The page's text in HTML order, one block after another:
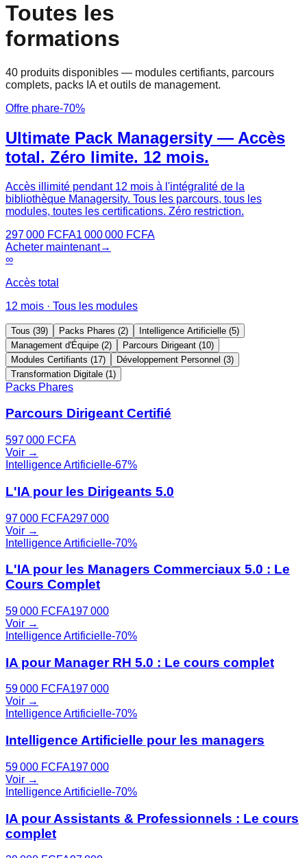
Toutes les
formations
40 produits disponibles — modules certifiants, parcours
complets, packs IA et outils de management.
Offre phare-70%
Ultimate Pack Managersity — Accès
total. Zéro limite. 12 mois.
Accès illimité pendant 12 mois à l'intégralité de la
bibliothèque Managersity. Tous les parcours, tous les
modules, toutes les certifications. Zéro restriction.
297 000 FCFA1 000 000 FCFA
Acheter maintenant→
∞
Accès total
12 mois · Tous les modules
Tous (39) Packs Phares (2) Intelligence Artificielle (5)
Management d'Équipe (2) Parcours Dirigeant (10)
Modules Certifiants (17) Développement Personnel (3)
Transformation Digitale (1)
Packs Phares
Parcours Dirigeant Certifié
597 000 FCFA
Voir →
Intelligence Artificielle-67%
L'IA pour les Dirigeants 5.0
97 000 FCFA297 000
Voir →
Intelligence Artificielle-70%
L'IA pour les Managers Commerciaux 5.0 : Le
Cours Complet
59 000 FCFA197 000
Voir →
Intelligence Artificielle-70%
IA pour Manager RH 5.0 : Le cours complet
59 000 FCFA197 000
Voir →
Intelligence Artificielle-70%
Intelligence Artificielle pour les managers
59 000 FCFA197 000
Voir →
Intelligence Artificielle-70%
IA pour Assistants & Professionnels : Le cours
complet